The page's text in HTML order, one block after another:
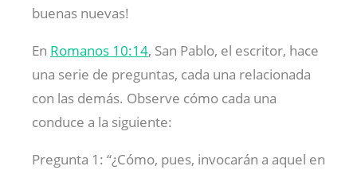
buenas nuevas!
En Romanos 10:14, San Pablo, el escritor, hace
una serie de preguntas, cada una relacionada
con las demás. Observe cómo cada una
conduce a la siguiente:
Pregunta 1: “¿Cómo, pues, invocarán a aquel en